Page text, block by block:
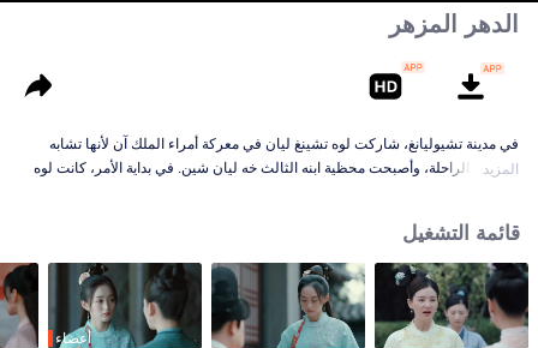
الدهر المزهر
في مدينة تشيوليانغ، شاركت لوه تشينغ ليان في معركة أمراء الملك آن لأنها تشابه
محظيته الراحلة، وأصبحت محظية ابنه الثالث خه ليان شين. في بداية الأمر، كانت لوه
تحقيق طموحه.
المزيد
قائمة التشغيل
أعضاء